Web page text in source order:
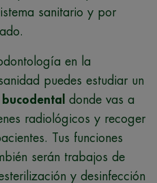
sanitario y por
en la
puedes estudiar un
donde vas a
radiológicos y recoger
Tus funciones
serán trabajos de
y desinfección